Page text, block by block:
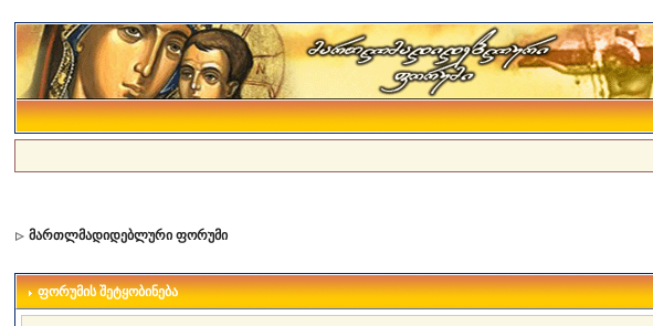
მართლმადიდებლური ფორუმი
ფორუმის შეტყობინება